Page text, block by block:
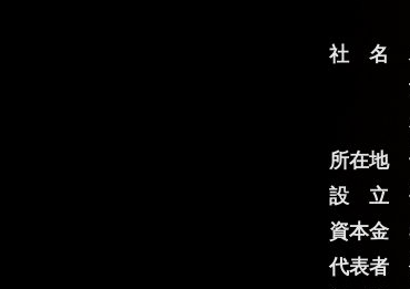
社 名
所在地
設 立
資本金
代表者